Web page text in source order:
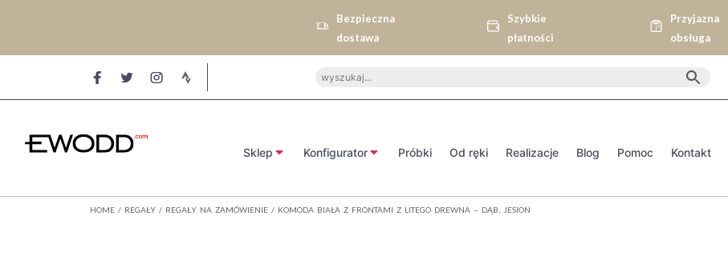
Bezpieczna
dostawa
Szybkie
płatności
Przyjazna
obsługa
Sklep Konfigurator Próbki Od ręki Realizacje Blog Pomoc Kontakt
HOME / REGAŁY / REGAŁY NA ZAMÓWIENIE / KOMODA BIAŁA Z FRONTAMI Z LITEGO DREWNA – DĄB, JESION